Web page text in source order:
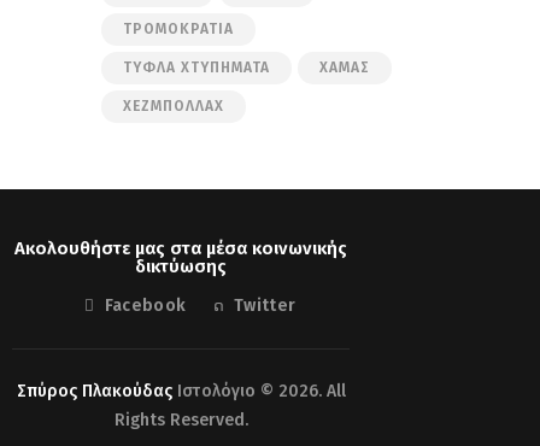
ΤΡΟΜΟΚΡΑΤΊΑ
ΤΥΦΛΆ ΧΤΥΠΉΜΑΤΑ ΧΑΜΆΣ
ΧΕΖΜΠΟΛΛΆΧ
Ακολουθήστε μας στα μέσα κοινωνικής
δικτύωσης
Facebook Twitter
Σπύρος ΠλακούδαςΙστολόγιο © 2026. All
Rights Reserved.